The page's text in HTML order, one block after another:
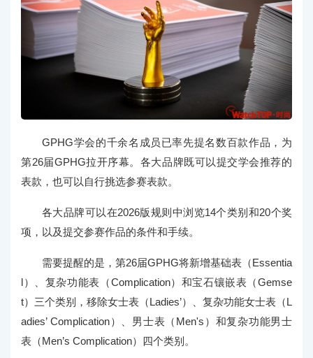
GPHG学会的千余名成员已率先提名数百款作品，为
第26届GPHG拉开序幕。各大品牌既可以提交学会推荐的
表款，也可以自行挑选参赛表款。
各大品牌可以在2026版规则中浏览14个类别和20个奖
项，以及提交参赛作品的条件和手续。
需要提醒的是，第26届GPHG将新增基础表（Essentia
l）、复杂功能表（Complication）和宝石镶嵌表（Gemse
t）三个类别，移除女士表（Ladies’）、复杂功能女士表（L
adies’ Complication）、男士表（Men's）和复杂功能男士
表（Men’s Complication）四个类别。